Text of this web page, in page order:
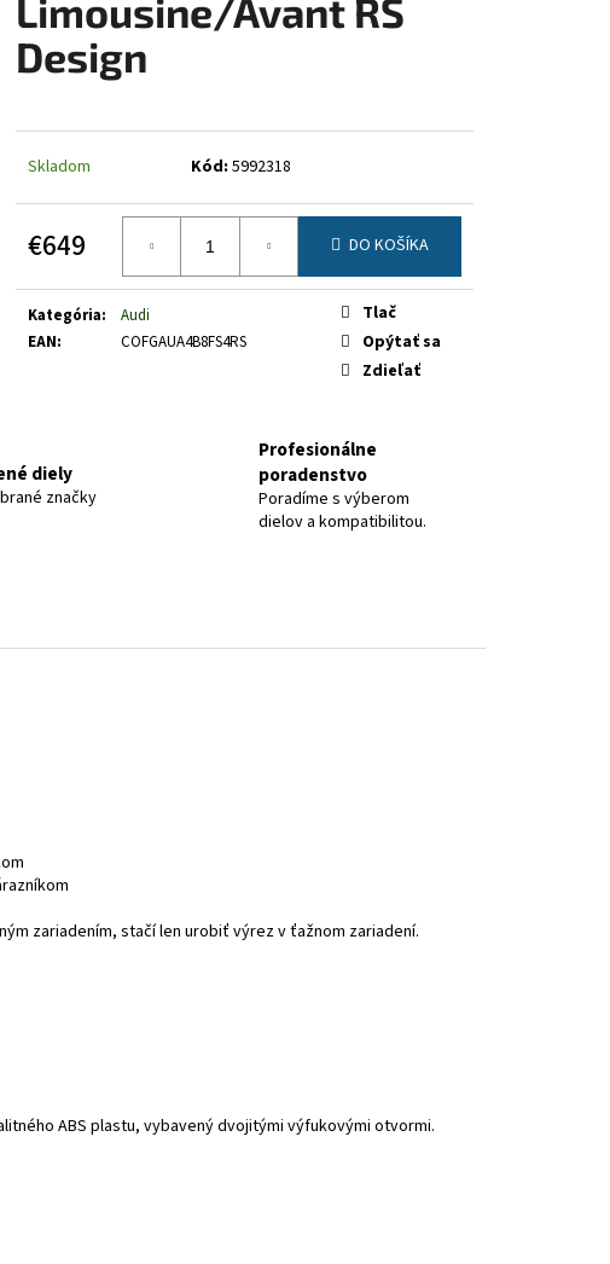
Limousine/Avant RS
Design
Skladom Kód: 5992318
€649
cena:
DO KOŠÍKA
Kategória:
Audi
EAN: COFGAUA4B8FS4RS
Tlač
Opýtať sa
Zdieľať
diely
značky
Profesionálne
poradenstvo
Poradíme s výberom
dielov a kompatibilitou.
zariadením, stačí len urobiť výrez v ťažnom zariadení.
ABS plastu, vybavený dvojitými výfukovými otvormi.